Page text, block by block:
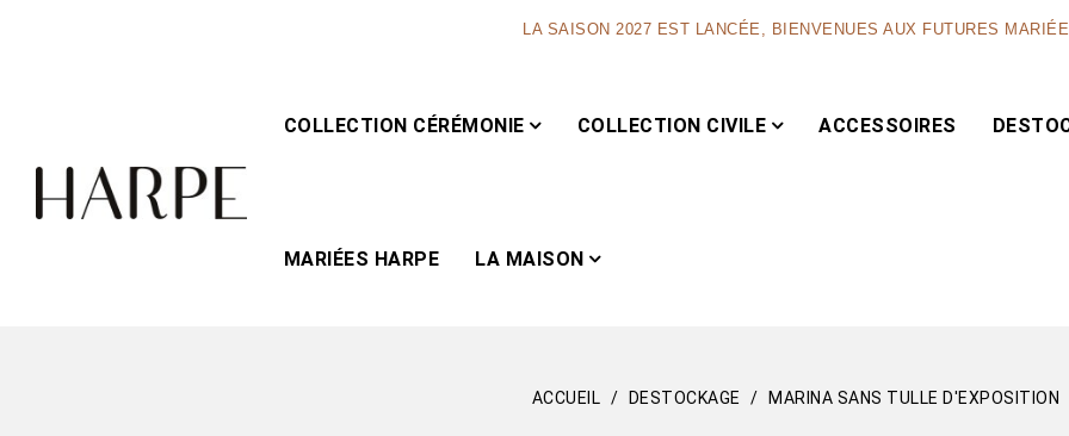
LA SAISON 2027 EST LANCÉE, BIENVENUES AUX FUTURES
COLLECTION CÉRÉMONIE COLLECTION CIVILE ACCESSOIRES
MARIÉES HARPE LA MAISON
ACCUEIL DESTOCKAGE MARINA SANS TULLE D'EXPOSITION